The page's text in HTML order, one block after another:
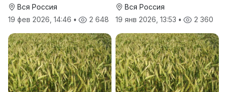
Вся Россия
19 фев 2026, 14:46 • 2 648
Вся Россия
19 янв 2026, 13:53 • 2 360